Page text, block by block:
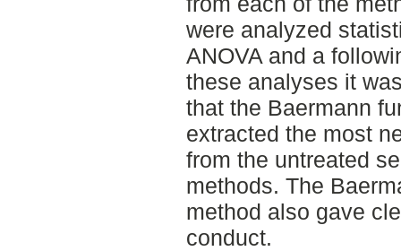
were analyzed
ANOVA and a
these analyses it
that the Baermann
extracted the most
from the untreated
methods. The
method also gave
conduct.